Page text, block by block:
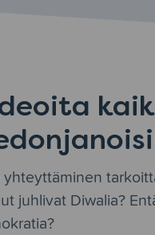
yhteyttäminen
juhlivat Diwalia?